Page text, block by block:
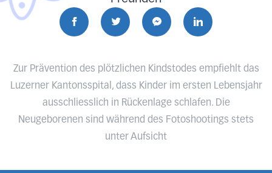
Zur Prävention des plötzlichen Kindstodes empfiehlt das
Luzerner Kantonsspital, dass Kinder im ersten Lebensjahr
ausschliesslich in Rückenlage schlafen. Die
Neugeborenen sind während des Fotoshootings stets
unter Aufsicht